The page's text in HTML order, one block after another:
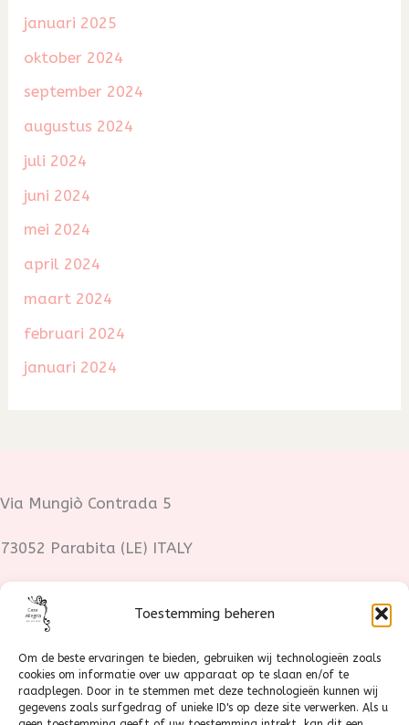
Toestemming beheren
Om de beste ervaringen te bieden, gebruiken wij technologieën zoals
cookies om informatie over uw apparaat op te slaan en/of te
raadplegen. Door in te stemmen met deze technologieën kunnen wij
gegevens zoals surfgedrag of unieke ID's op deze site verwerken. Als u
januari 2025
oktober 2024
september 2024
augustus 2024
juli 2024
juni 2024
mei 2024
april 2024
maart 2024
februari 2024
januari 2024
Via Mungiò Contrada 5
73052 Parabita (LE) ITALY
+31 630227636